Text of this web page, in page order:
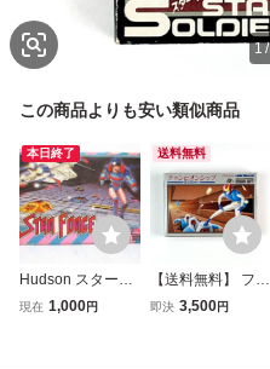
1/
この商品よりも安い類似商品
本日終了
Hudson スターフ
ォース ファミコン
現在 1,000円
送料無料
【送料無料】 ファ
ミコン チャンピオ
即決 3,500円